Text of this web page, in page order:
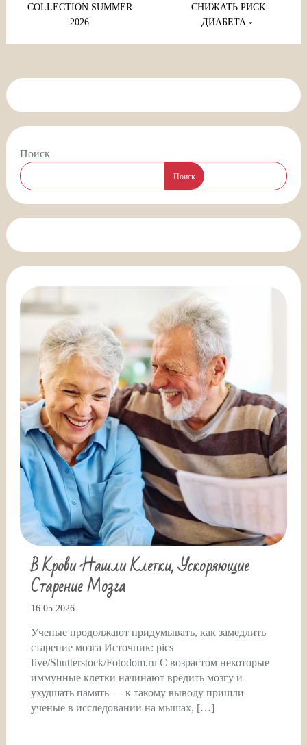
COLLECTION SUMMER
2026
СНИЖАТЬ РИСК
ДИАБЕТА
Поиск
Поиск
В Крови Нашли Клетки, Ускоряющие
Старение Мозга
16.05.2026
Ученые продолжают придумывать, как замедлить
старение мозга Источник: pics
five/Shutterstock/Fotodom.ru С возрастом некоторые
иммунные клетки начинают вредить мозгу и
ухудшать память — к такому выводу пришли
ученые в исследовании на мышах, […]